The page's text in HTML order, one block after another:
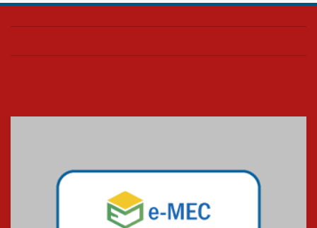
Confira como foi o culto mensal
Mackenzie mobiliza campanha
solidária para apoiar famílias em
Minas Gerais